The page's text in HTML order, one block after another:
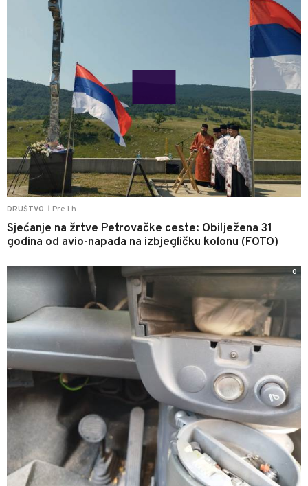
DRUŠTVO Pre 1 h
Sjećanje na žrtve Petrovačke ceste: Obilježena 31
godina od avio-napada na izbjegličku kolonu (FOTO)
0